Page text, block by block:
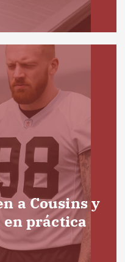
a Cousins y
en práctica